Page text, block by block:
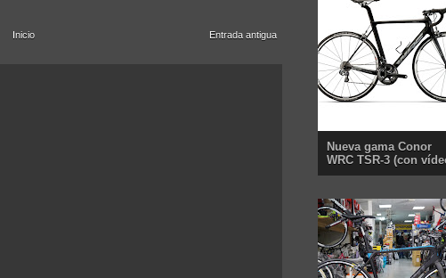
Entrada antigua
Inicio
Nueva gama Conor
WRC TSR-3 (con